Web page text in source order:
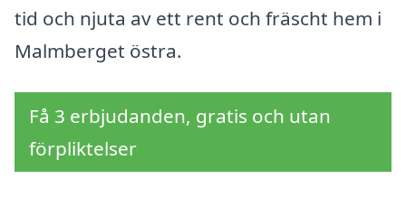
tid och njuta av ett rent och fräscht hem i
Malmberget östra.
Få 3 erbjudanden, gratis och utan
förpliktelser